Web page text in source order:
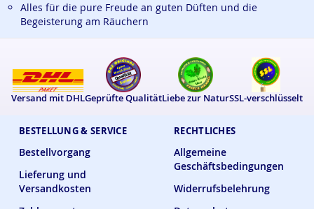
BESTELLUNG & SERVICE
Bestellvorgang
Lieferung und
Versandkosten
RECHTLICHES
Allgemeine
Geschäftsbedingungen
Widerrufsbelehrung
Alles für die pure Freude an guten Düften und die
Begeisterung am Räuchern
Versand mit DHLGeprüfte QualitätLiebe zur NaturSSL-verschlüsselt